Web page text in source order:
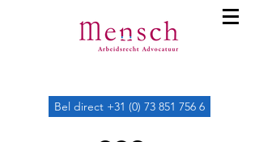
Bel direct +31 (0) 73 851 756 6